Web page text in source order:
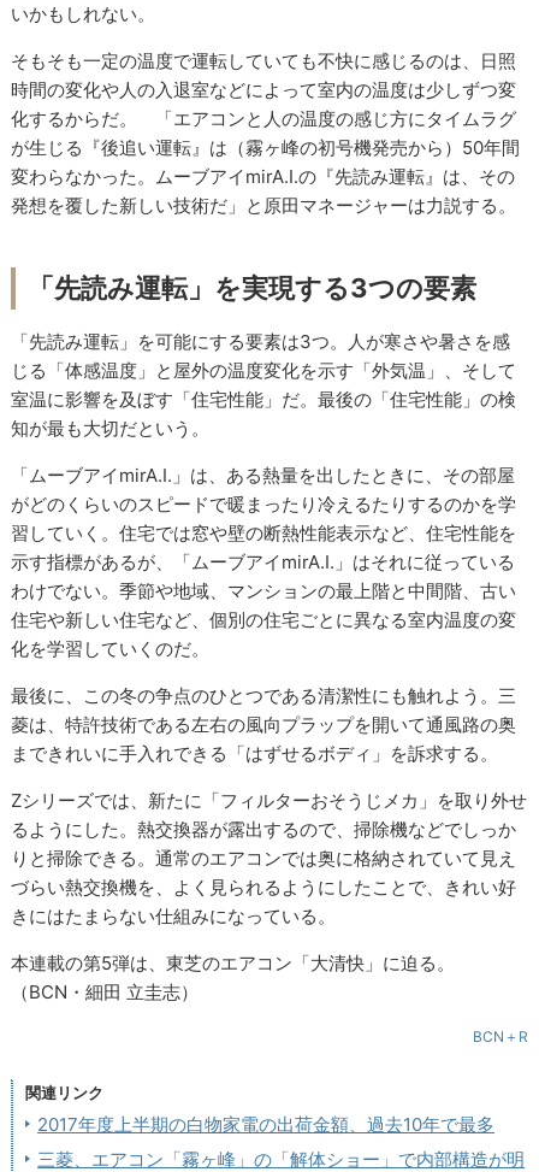
いかもしれない。
そもそも一定の温度で運転していても不快に感じるのは、日照
時間の変化や人の入退室などによって室内の温度は少しずつ変
化するからだ。 「エアコンと人の温度の感じ方にタイムラグ
が生じる『後追い運転』は（霧ヶ峰の初号機発売から）50年間
変わらなかった。ムーブアイmirA.I.の『先読み運転』は、その
発想を覆した新しい技術だ」と原田マネージャーは力説する。
「先読み運転」を実現する3つの要素
「先読み運転」を可能にする要素は3つ。人が寒さや暑さを感
じる「体感温度」と屋外の温度変化を示す「外気温」、そして
室温に影響を及ぼす「住宅性能」だ。最後の「住宅性能」の検
知が最も大切だという。
「ムーブアイmirA.I.」は、ある熱量を出したときに、その部屋
がどのくらいのスピードで暖まったり冷えるたりするのかを学
習していく。住宅では窓や壁の断熱性能表示など、住宅性能を
示す指標があるが、「ムーブアイmirA.I.」はそれに従っている
わけでない。季節や地域、マンションの最上階と中間階、古い
住宅や新しい住宅など、個別の住宅ごとに異なる室内温度の変
化を学習していくのだ。
最後に、この冬の争点のひとつである清潔性にも触れよう。三
菱は、特許技術である左右の風向プラップを開いて通風路の奥
まできれいに手入れできる「はずせるボディ」を訴求する。
Zシリーズでは、新たに「フィルターおそうじメカ」を取り外せ
るようにした。熱交換器が露出するので、掃除機などでしっか
りと掃除できる。通常のエアコンでは奥に格納されていて見え
づらい熱交換機を、よく見られるようにしたことで、きれい好
きにはたまらない仕組みになっている。
本連載の第5弾は、東芝のエアコン「大清快」に迫る。
（BCN・細田 立圭志）
BCN＋R
関連リンク
2017年度上半期の白物家電の出荷金額、過去10年で最多
三菱、エアコン「霧ヶ峰」の「解体ショー」で内部構造が明